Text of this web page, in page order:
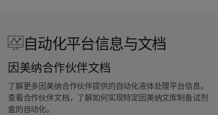
自动化平台信息与文档
因美纳合作伙伴文档
了解更多因美纳合作伙伴提供的自动化液体处理平台信息。
查看合作伙伴文档，了解如何实现特定因美纳文库制备试剂
盒的自动化。